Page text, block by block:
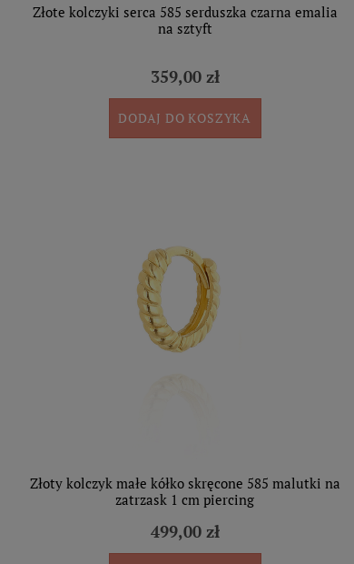
Złote kolczyki serca 585 serduszka czarna emalia
na sztyft
359,00 zł
DODAJ DO KOSZYKA
Złoty kolczyk małe kółko skręcone 585 malutki na
zatrzask 1 cm piercing
499,00 zł